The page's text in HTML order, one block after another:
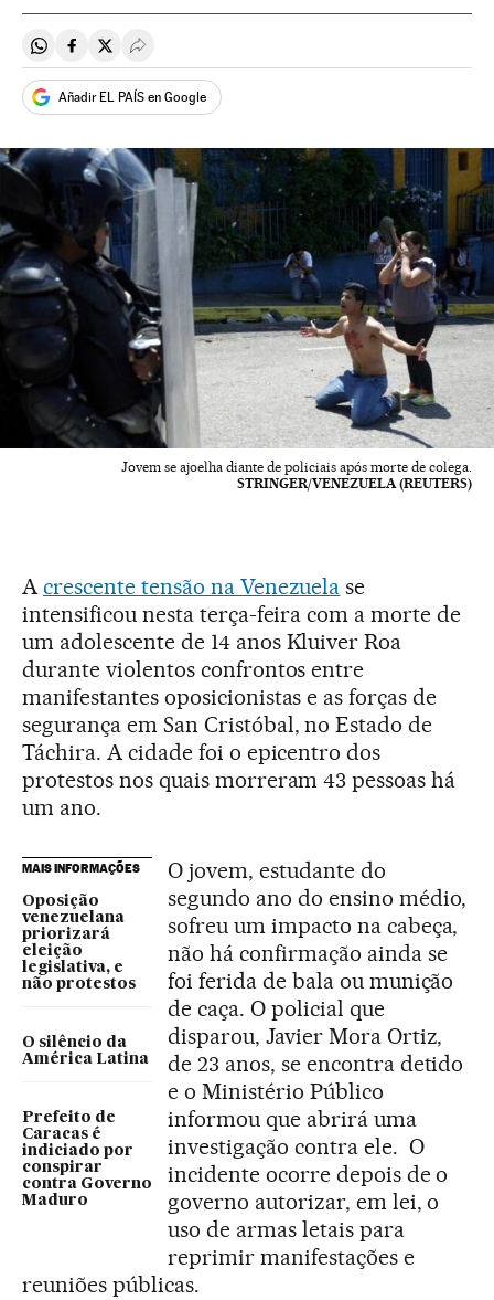
Compartir en Whatsapp
Compartir en Facebook
Compartir en Twitter
Desplegar Redes Sociales
Añadir EL PAÍS en Google
Jovem se ajoelha diante de policiais após morte de colega.
STRINGER/VENEZUELA (REUTERS)
Acrescente tensão na Venezuela se
intensificou nesta terça-feira com a morte de
um adolescente de 14 anos Kluiver Roa
durante violentos confrontos entre
manifestantes oposicionistas e as forças de
segurança em San Cristóbal, no Estado de
Táchira. A cidade foi o epicentro dos
protestos nos quais morreram 43 pessoas há
um ano.
MAIS INFORMAÇÕES
Oposição
venezuelana
priorizará
eleição
legislativa, e
não protestos
O silêncio da
América Latina
Prefeito de
Caracas é
indiciado por
conspirar
contra Governo
Maduro
O jovem, estudante do
segundo ano do ensino médio,
sofreu um impacto na cabeça,
não há confirmação ainda se
foi ferida de bala ou munição
de caça. O policial que
disparou, Javier Mora Ortiz,
de 23 anos, se encontra detido
e o Ministério Público
informou que abrirá uma
investigação contra ele. O
incidente ocorre depois de o
governo autorizar, em lei, o
uso de armas letais para
reprimir manifestações e
reuniões públicas.